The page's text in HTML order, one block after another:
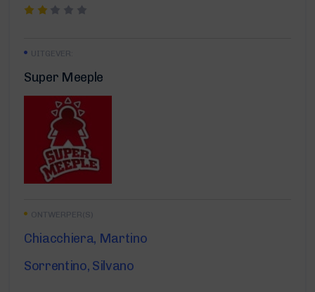
UITGEVER:
Super Meeple
ONTWERPER(S)
Chiacchiera, Martino
Sorrentino, Silvano